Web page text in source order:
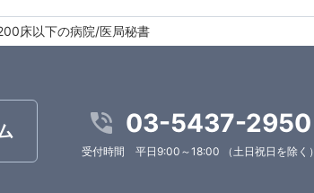
床以下の病院/医局秘書
03-5437-2950
受付時間 平日9:00～18:00 （土日祝日を除く）